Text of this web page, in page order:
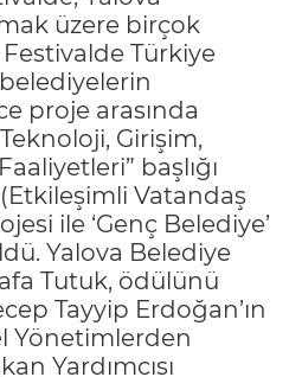
üzere birçok
Türkiye
proje arasında
Girişim,
başlığı
Vatandaş
ile ‘Genç Belediye’
Yalova Belediye
Tutuk, ödülünü
Tayyip Erdoğan’ın
Yönetimlerden
Yardımcısı